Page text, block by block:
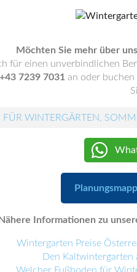
Möchten Sie mehr über
für einen unverbindlichen
7239 7031 an oder buchen
WINTERGÄRTEN,
Informationen zu
Wintergarten Preise
Den